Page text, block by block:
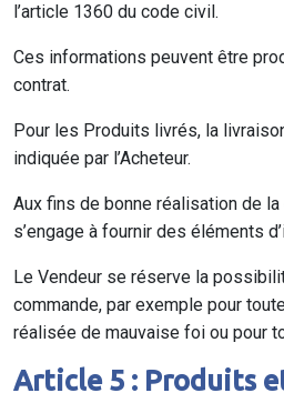
l’article 1360 du code civil.
Ces informations peuvent être
contrat.
Pour les Produits livrés, la
indiquée par l’Acheteur.
Aux fins de bonne réalisation de la
s’engage à fournir des éléments
Le Vendeur se réserve la
commande, par exemple pour
réalisée de mauvaise foi ou pour
Article 5 : Produits